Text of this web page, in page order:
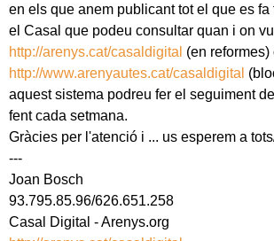
en els que anem publicant tot el que es fa
el Casal que podeu consultar quan i on
http://arenys.cat/casaldigital (en reformes)
http://www.arenyautes.cat/casaldigital
aquest sistema podreu fer el seguiment
fent cada setmana.
Gràcies per l'atenció i ... us esperem a
---
Joan Bosch
93.795.85.96/626.651.258
Casal Digital - Arenys.org